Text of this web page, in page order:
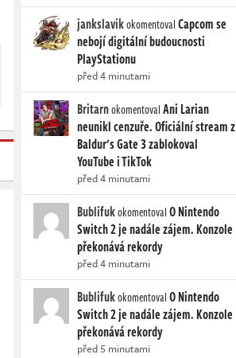
jankslavikokomentovalCapcom se
nebojí digitální budoucnosti
PlayStationu
před 4 minutami
BritarnokomentovalAni Larian
neunikl cenzuře. Oficiální stream z
Baldur's Gate 3 zablokoval
YouTube i TikTok
před 4 minutami
BublifukokomentovalO Nintendo
Switch 2 je nadále zájem. Konzole
překonává rekordy
před 4 minutami
BublifukokomentovalO Nintendo
Switch 2 je nadále zájem. Konzole
překonává rekordy
před 5 minutami